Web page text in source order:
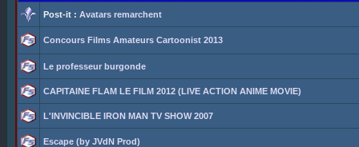
Post-it : Avatars remarchent
Concours Films Amateurs Cartoonist 2013
Le professeur burgonde
CAPITAINE FLAM LE FILM 2012 (LIVE ACTION ANIME MOVIE)
L'INVINCIBLE IRON MAN TV SHOW 2007
Escape (by JVdN Prod)